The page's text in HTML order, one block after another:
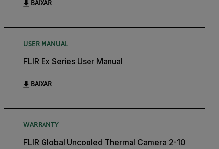
BAIXAR
USER MANUAL
FLIR Ex Series User Manual
BAIXAR
WARRANTY
FLIR Global Uncooled Thermal Camera 2-10